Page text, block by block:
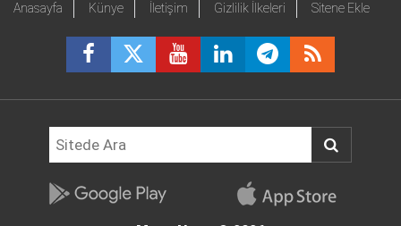
Anasayfa Künye İletişim Gizlilik İlkeleri Sitene Ekle